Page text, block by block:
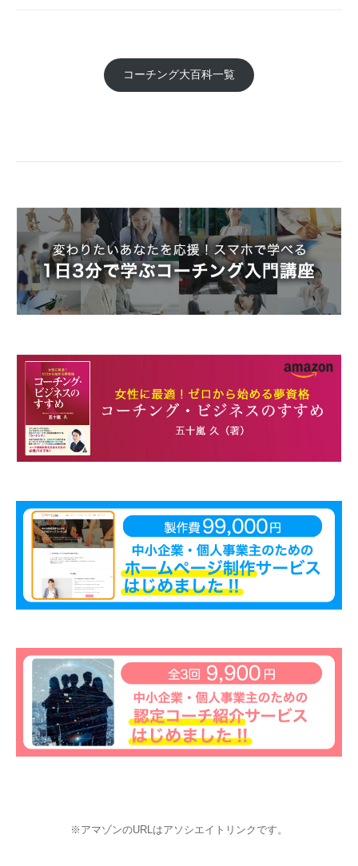
コーチング大百科一覧
※アマゾンのURLはアソシエイトリンクです。